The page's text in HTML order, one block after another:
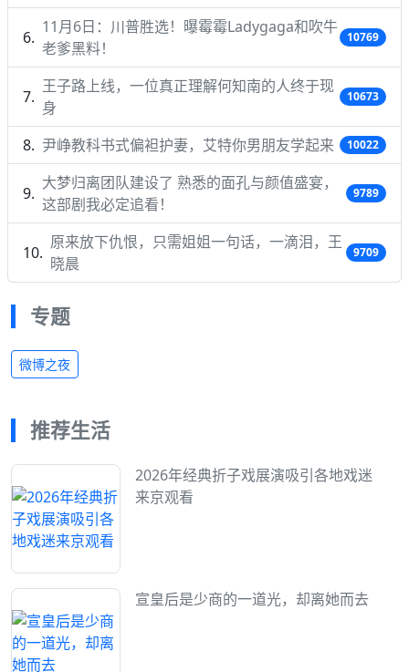
11月6日：川普胜选！曝霉霉Ladygaga和吹牛
老爹黑料！
10769
王子路上线，一位真正理解何知南的人终于现
身
10673
尹峥教科书式偏袒护妻，艾特你男朋友学起来 10022
大梦归离团队建设了 熟悉的面孔与颜值盛宴，
这部剧我必定追看！
9789
原来放下仇恨，只需姐姐一句话，一滴泪，王
晓晨
9709
专题
微博之夜
推荐生活
2026年经典折子戏展演吸引各地戏迷
来京观看
宣皇后是少商的一道光，却离她而去